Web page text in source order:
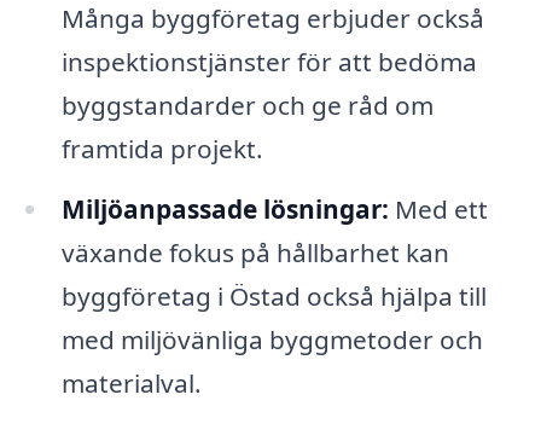
Många byggföretag erbjuder också
inspektionstjänster för att bedöma
byggstandarder och ge råd om
framtida projekt.
Miljöanpassade lösningar: Med ett
växande fokus på hållbarhet kan
byggföretag i Östad också hjälpa till
med miljövänliga byggmetoder och
materialval.